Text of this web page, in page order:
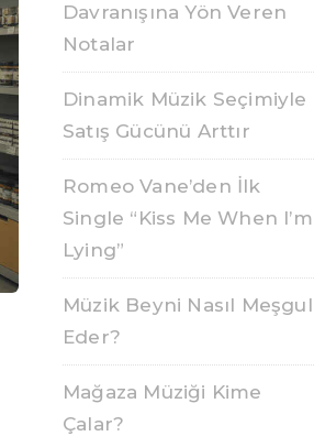
Davranışına Yön Veren
Notalar
Dinamik Müzik Seçimiyle
Satış Gücünü Arttır
Romeo Vane’den İlk
Single “Kiss Me When I’m
Lying”
Müzik Beyni Nasıl Meşgul
Eder?
Mağaza Müziği Kime
Çalar?